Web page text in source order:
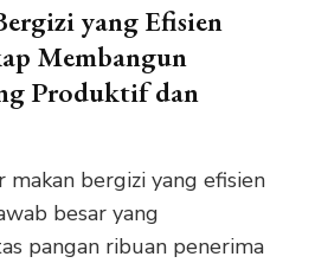
yang Efisien
Membangun
Produktif dan
bergizi yang efisien
besar yang
pangan ribuan penerima